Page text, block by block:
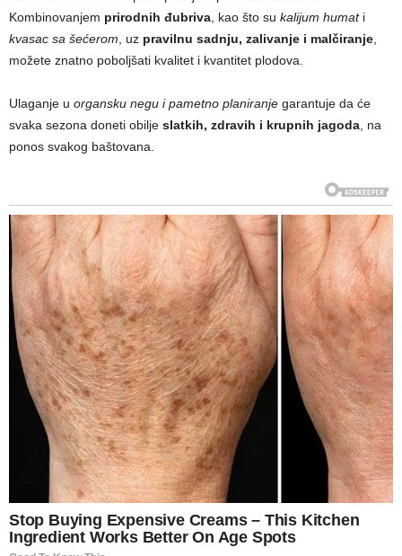
Kombinovanjem prirodnih đubriva , kao što su kalijum humati
kvasac sa šećerom , uz pravilnu sadnju, zalivanje i malčiranje
možete znatno poboljšati kvalitet i kvantitet plodova.
Ulaganje u organsku negu i pametno planiranje garantuje da će
svaka sezona doneti obilje slatkih, zdravih i krupnih jagoda , na
ponos svakog baštovana.